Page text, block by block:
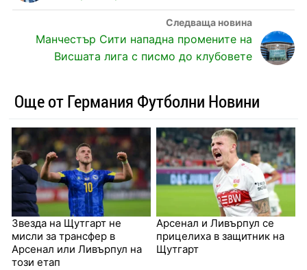
Манчестър Сити нападна промените на
Висшата лига с писмо до клубовете
Още от Германия Футболни Новини
Звезда на Щутгарт не
мисли за трансфер в
Арсенал или Ливърпул на
този етап
Арсенал и Ливърпул се
прицелиха в защитник на
Щутгарт